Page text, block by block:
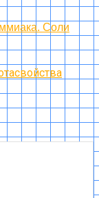
Соли
свойства